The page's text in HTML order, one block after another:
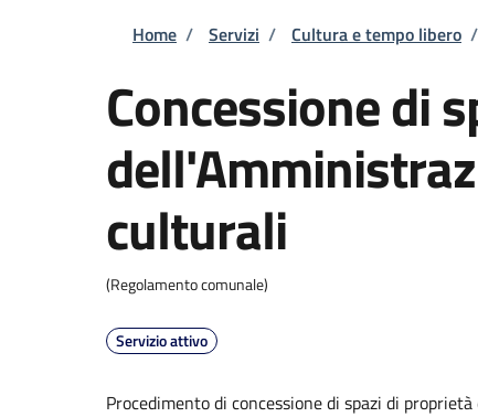
Briciole di pane
Home / Servizi / Cultura e tempo libero /
Concessione di
culturali
(Regolamento comunale)
Servizio attivo
Procedimento di concessione di spazi di